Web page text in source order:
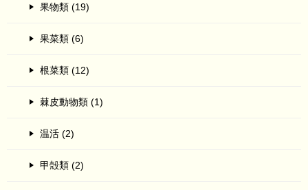
果物類 (19)
果菜類 (6)
根菜類 (12)
棘皮動物類 (1)
温活 (2)
甲殻類 (2)